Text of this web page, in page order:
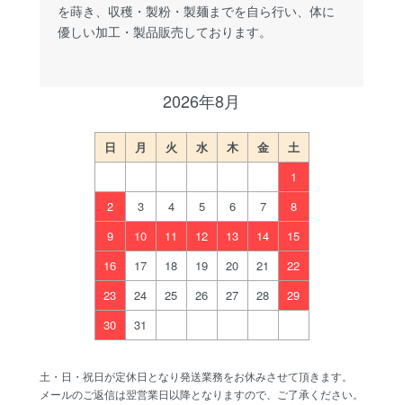
を蒔き、収穫・製粉・製麺までを自ら行い、体に
優しい加工・製品販売しております。
2026年8月
日 月 火 水 木 金
土
1
2
3 4 5 6 7
8
9
10 11 12 13 14
15
16
17 18 19 20 21
22
23
24 25 26 27 28
29
30
31
土・日・祝日が定休日となり発送業務をお休みさせて頂きます。
メールのご返信は翌営業日以降となりますので、ご了承ください。